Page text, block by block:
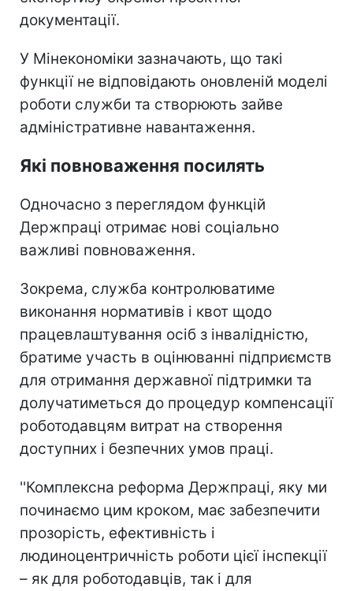
документації.
У Мінекономіки зазначають, що такі
функції не відповідають оновленій моделі
роботи служби та створюють зайве
адміністративне навантаження.
Які повноваження посилять
Одночасно з переглядом функцій
Держпраці отримає нові соціально
важливі повноваження.
Зокрема, служба контролюватиме
виконання нормативів і квот щодо
працевлаштування осіб з інвалідністю,
братиме участь в оцінюванні підприємств
для отримання державної підтримки та
долучатиметься до процедур компенсації
роботодавцям витрат на створення
доступних і безпечних умов праці.
''Комплексна реформа Держпраці, яку ми
починаємо цим кроком, має забезпечити
прозорість, ефективність і
людиноцентричність роботи цієї інспекції
– як для роботодавців, так і для